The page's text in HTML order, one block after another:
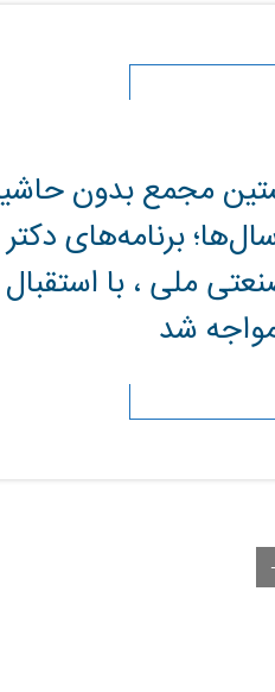
مجمع بدون
برنامه‌های
ملی ، با
شد